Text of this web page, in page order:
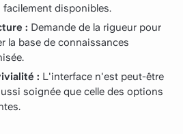
facilement disponibles.
: Demande de la rigueur pour
la base de connaissances
: L'interface n'est peut-être
soignée que celle des options